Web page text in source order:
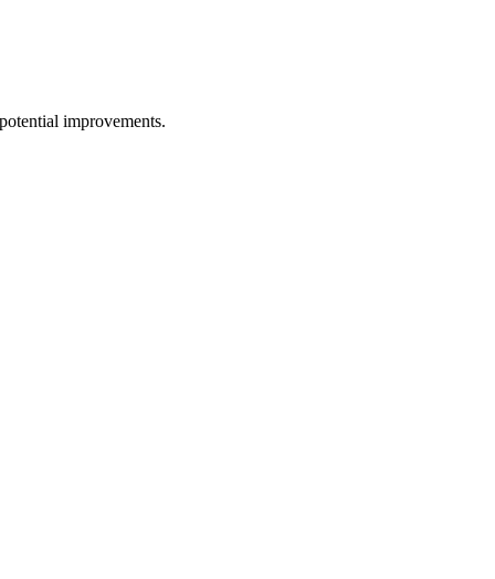
improvements.